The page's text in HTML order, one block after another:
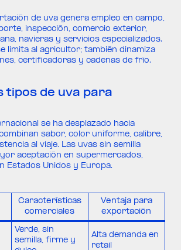
de uva genera empleo en campo,
inspección, comercio exterior,
navieras y servicios especializados.
limita al agricultor; también dinamiza
certificadoras y cadenas de frío.
tipos de uva para
se ha desplazado hacia
sabor, color uniforme, calibre,
al viaje. Las uvas sin semilla
aceptación en supermercados,
Estados Unidos y Europa.
Características
comerciales
Ventaja para
exportación
Verde, sin
semilla, firme y
Alta demanda en
retail